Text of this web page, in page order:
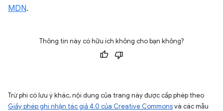
MDN.
Thông tin này có hữu ích không cho bạn không?
Trừ phi có lưu ý khác, nội dung của trang này được cấp phép theo
Giấy phép ghi nhận tác giả 4.0 của Creative Commonsvà các mẫu